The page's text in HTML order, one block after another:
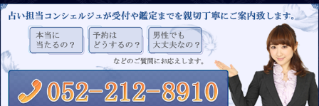
宿命と運命のお話しを少しさせていただきたいと思います。
このコラムをお読みになられた皆様は
「宿命」と「運命」それぞれの意味を知っていますか？
今からお話しをさせていただく内容は、
「運命」の意味についてですので
他の見解もあるかと思います。
最初にお話しをさせていただく内容は、
知り合いの方から実際にお聞きしたものとなります。
それは夜に自宅でゆっくりとくつろいでいる時、
「パチッ」「ピチッ」「パキッ」「ピキッ」
といった様な音が、
何処からともなくよく聞こえるのですが
何なのか分からず気になっています…。
お話しをさせていただこうと思います。
チャクラストーンはヒーリング時に使うのが
一般的ですが、わたしはオリジナル占術としまして
七つのチャクラストーンを使ってリーディングを行います。
第1チャクラ～第7チャクラまで、
それぞれ個々に役割があります。
今回は前回のコラムに引き続き、わたしの占術として
オーラリーディングについて
お話しをさせていただこうと思います。
これをお読みになられた皆さんは
「オーラ」って、聞いたことはありますか？
よく、「あの人はオーラが大きいね」って言ったりしますよね。
占いの館ウィル名古屋栄店の神我(ｼﾝｶﾞ)です。
今回は前回のコラムに引き続き、
わたしの占術として霊感ルノルマンカードと
霊感オラクルカードについて
お話しをさせていただこうと思います。
わたしは、「恋愛」の御相談の際は